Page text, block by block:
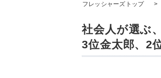
フレッシャーズトップ >
社会人が選ぶ
3位金太郎、2